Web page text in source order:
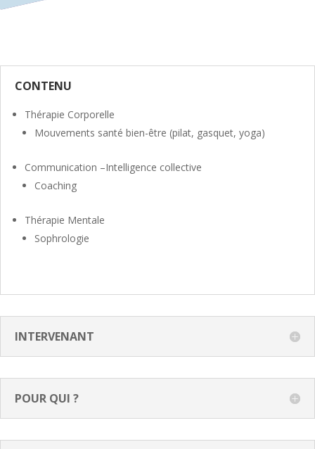
CONTENU
Thérapie Corporelle
Mouvements santé bien-être (pilat, gasquet, yoga)
Communication –Intelligence collective
Coaching
Thérapie Mentale
Sophrologie
INTERVENANT
POUR QUI ?